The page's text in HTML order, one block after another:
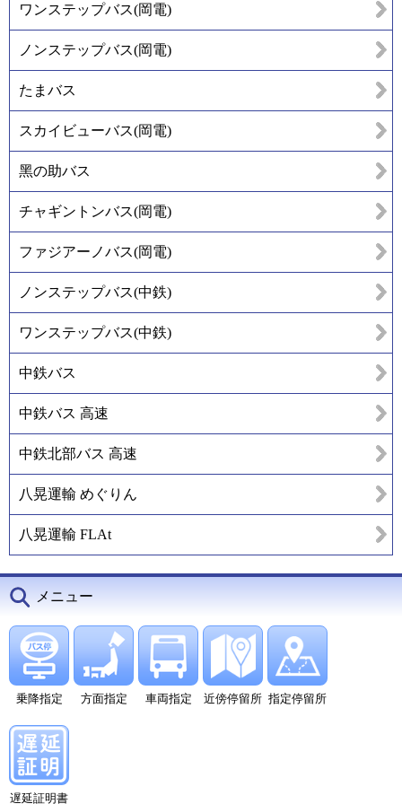
ワンステップバス(岡電)
ノンステップバス(岡電)
たまバス
スカイビューバス(岡電)
黑の助バス
チャギントンバス(岡電)
ファジアーノバス(岡電)
ノンステップバス(中鉄)
ワンステップバス(中鉄)
中鉄バス
中鉄バス 高速
中鉄北部バス 高速
八晃運輸 めぐりん
八晃運輸 FLAt
メニュー
乗降指定 方面指定 車両指定 近傍停留所 指定停留所
遅延証明書